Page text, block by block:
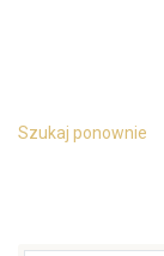
Szukaj ponownie